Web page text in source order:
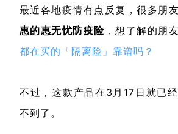
最近各地疫情有点反复，很多朋
惠的惠无忧防疫险 ，想了解的朋
都在买的「隔离险」靠谱吗？
不过，这款产品在3月17日就已
不到了。